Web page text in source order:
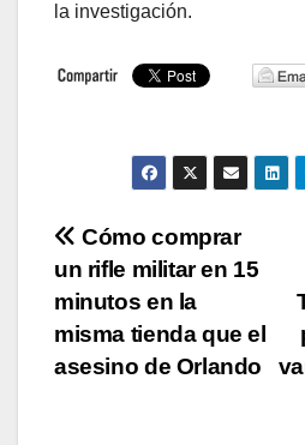
la investigación.
Navegación
de
entradas
Cómo comprar
un rifle militar en 15
minutos en la
misma tienda que el
asesino de Orlando